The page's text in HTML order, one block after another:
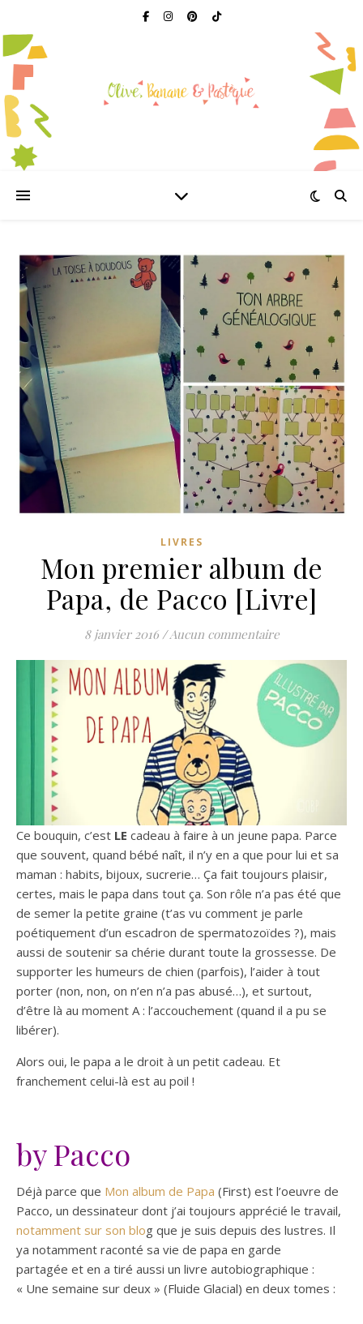
LIVRES
Mon premier album de
Papa, de Pacco [Livre]
8 janvier 2016 /Aucun commentaire
Ce bouquin, c’est LE cadeau à faire à un jeune papa. Parce
que souvent, quand bébé naît, il n’y en a que pour lui et sa
maman : habits, bijoux, sucrerie… Ça fait toujours plaisir,
certes, mais le papa dans tout ça. Son rôle n’a pas été que
de semer la petite graine (t’as vu comment je parle
poétiquement d’un escadron de spermatozoïdes ?), mais
aussi de soutenir sa chérie durant toute la grossesse. De
supporter les humeurs de chien (parfois), l’aider à tout
porter (non, non, on n’en n’a pas abusé…), et surtout,
d’être là au moment A : l’accouchement (quand il a pu se
libérer).
Alors oui, le papa a le droit à un petit cadeau. Et
franchement celui-là est au poil !
by Pacco
Déjà parce que Mon album de Papa (First) est l’oeuvre de
Pacco, un dessinateur dont j’ai toujours apprécié le travail,
notamment sur son blog que je suis depuis des lustres. Il
ya notamment raconté sa vie de papa en garde
partagée et en a tiré aussi un livre autobiographique :
« Une semaine sur deux » (Fluide Glacial) en deux tomes :